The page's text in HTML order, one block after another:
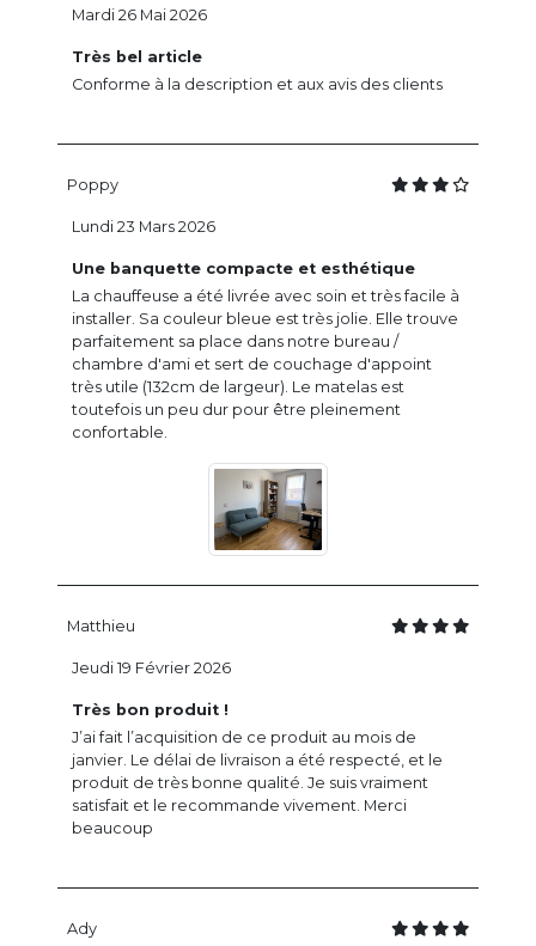
Très bel article
Conforme à la description et aux avis des clients
Mardi 26 Mai 2026
Poppy
Une banquette compacte et esthétique
La chauffeuse a été livrée avec soin et très facile à
installer. Sa couleur bleue est très jolie. Elle trouve
parfaitement sa place dans notre bureau /
chambre d'ami et sert de couchage d'appoint
très utile (132cm de largeur). Le matelas est
toutefois un peu dur pour être pleinement
confortable.
Lundi 23 Mars 2026
Matthieu
Très bon produit !
J’ai fait l’acquisition de ce produit au mois de
janvier. Le délai de livraison a été respecté, et le
produit de très bonne qualité. Je suis vraiment
satisfait et le recommande vivement. Merci
beaucoup
Jeudi 19 Février 2026
Ady